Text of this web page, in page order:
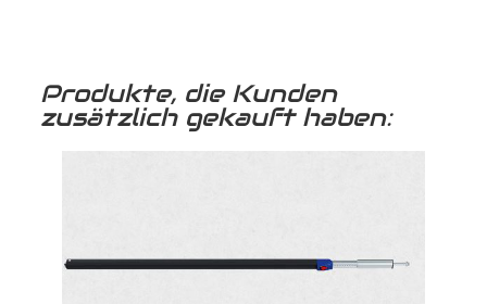
Produkte, die Kunden
zusätzlich gekauft haben: